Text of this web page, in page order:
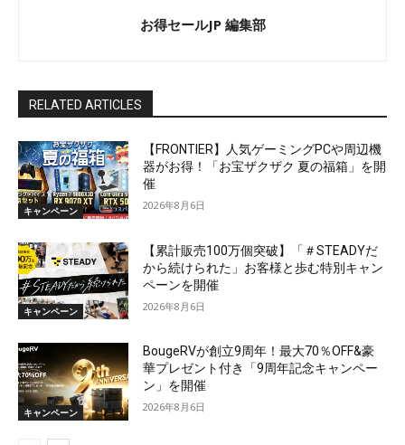
お得セールJP 編集部
RELATED ARTICLES
キャンペーン
【FRONTIER】人気ゲーミングPCや周辺機
器がお得！「お宝ザクザク 夏の福箱」を開
催
2026年8月6日
キャンペーン
【累計販売100万個突破】「＃STEADYだ
から続けられた」お客様と歩む特別キャン
ペーンを開催
2026年8月6日
キャンペーン
BougeRVが創立9周年！最大70％OFF&豪
華プレゼント付き「9周年記念キャンペー
ン」を開催
2026年8月6日